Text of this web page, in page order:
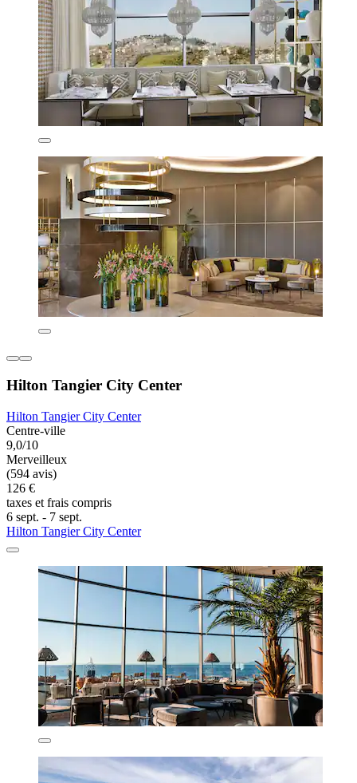
Hilton Tangier City Center
Hilton Tangier City Center
Centre-ville
9,0/10
Merveilleux
(594 avis)
126 €
taxes et frais compris
6 sept. - 7 sept.
Hilton Tangier City Center